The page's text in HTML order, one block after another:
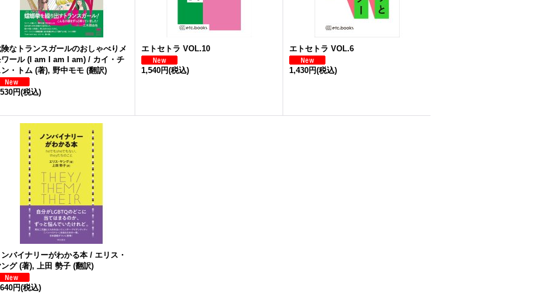
なトランスガールのおしゃべりメ
ワール (I am I am I am) / カイ・チ
・トム (著), 野中モモ (翻訳)
円(税込)
エトセトラ VOL.10
1,540円(税込)
エトセトラ VOL.6
1,430円(税込)
バイナリーがわかる本 / エリス・
グ (著), 上田 勢子 (翻訳)
円(税込)